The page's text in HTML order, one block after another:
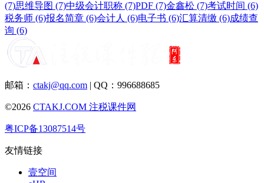
(7)思维导图 (7)中级会计职称 (7)PDF (7)金鑫松 (7)考试时间 (6)
税务师 (6)报名简章 (6)会计人 (6)电子书 (6)汇算清缴 (6)成绩查
询 (6)
邮箱： ctakj@qq.com | QQ：996688685
©2026 CTAKJ.COM 注税课件网
粤ICP备13087514号
友情链接
壹空间